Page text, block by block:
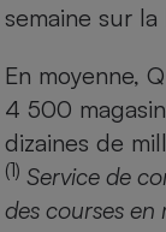
semaine sur
En moyenne,
4 500
dizaines de
(1) Service de
des courses en